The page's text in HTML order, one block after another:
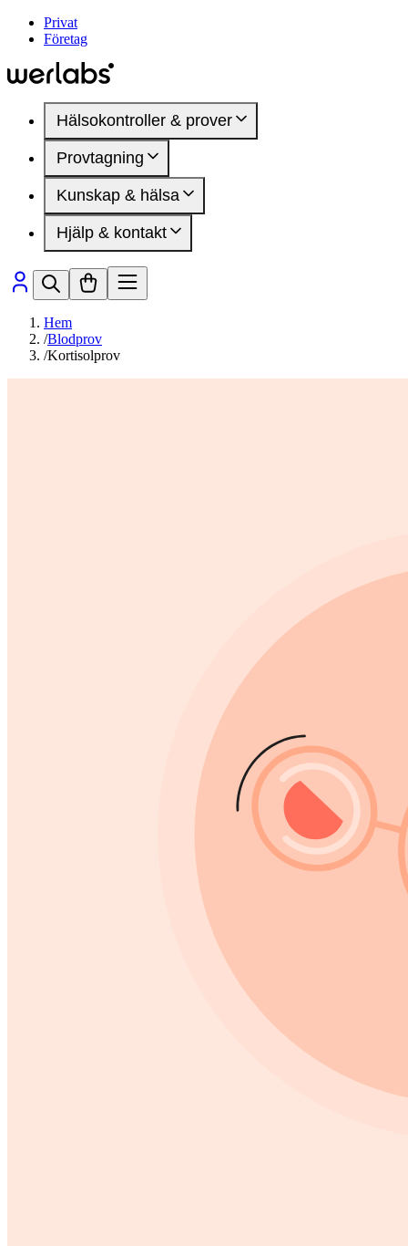
Privat
Företag
Hälsokontroller & prover
Hälsokontroller
Kvinnohälsa
Manlig hälsa
DEXA-undersökning
Mindre blodprov
Hälsomarkörer
Medlemskap
Presentkort
Provtagning
Provtagningsställen
Inför provtagning
Kunskap & hälsa
Artiklar
Hälsoområden
Sjukdomar & besvär
Hälsomarkörer
Hjälp & kontakt
Så fungerar det
Vanliga frågor
Hem
/Blodprov
/Kortisolprov